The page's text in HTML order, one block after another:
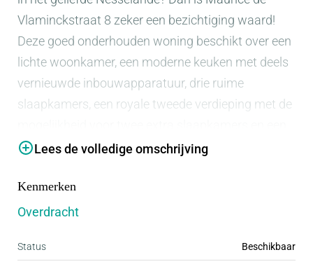
Vlaminckstraat 8 zeker een bezichtiging waard!
Deze goed onderhouden woning beschikt over een
lichte woonkamer, een moderne keuken met deels
vernieuwde inbouwapparatuur, drie ruime
slaapkamers, een royale tweede verdieping met de
verzorgde achtertuin met berging en achterom.
voorzien van HR++ beglazing en zijn de
buitenkozijnen in 2026 nog professioneel
Lees de volledige omschrijving
Kenmerken
Overdracht
Status Beschikbaar